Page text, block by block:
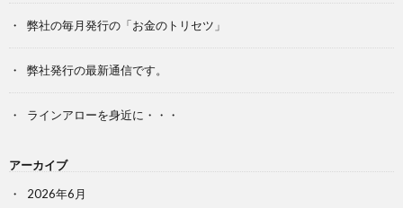
弊社の毎月発行の「お金のトリセツ」
弊社発行の最新通信です。
ラインアローを身近に・・・
アーカイブ
2026年6月